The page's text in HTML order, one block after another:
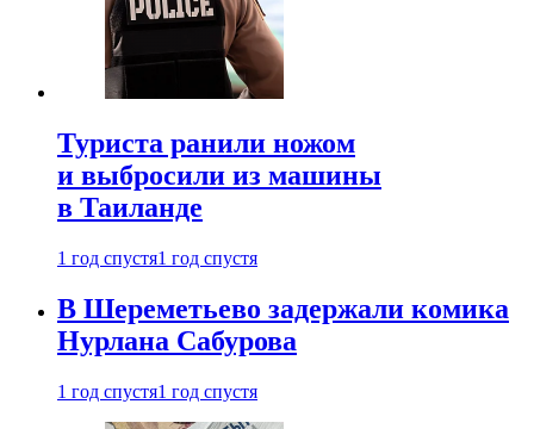
Туриста ранили ножом
и выбросили из машины
в Таиланде
1 год спустя1 год спустя
В Шереметьево задержали комика
Нурлана Сабурова
1 год спустя1 год спустя